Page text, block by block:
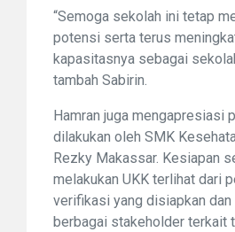
“Semoga sekolah ini tetap
potensi serta terus
kapasitasnya sebagai
tambah Sabirin.
Hamran juga mengapresiasi
dilakukan oleh SMK
Rezky Makassar. Kesiapan
melakukan UKK terlihat dari
verifikasi yang disiapkan dan
berbagai stakeholder terkait